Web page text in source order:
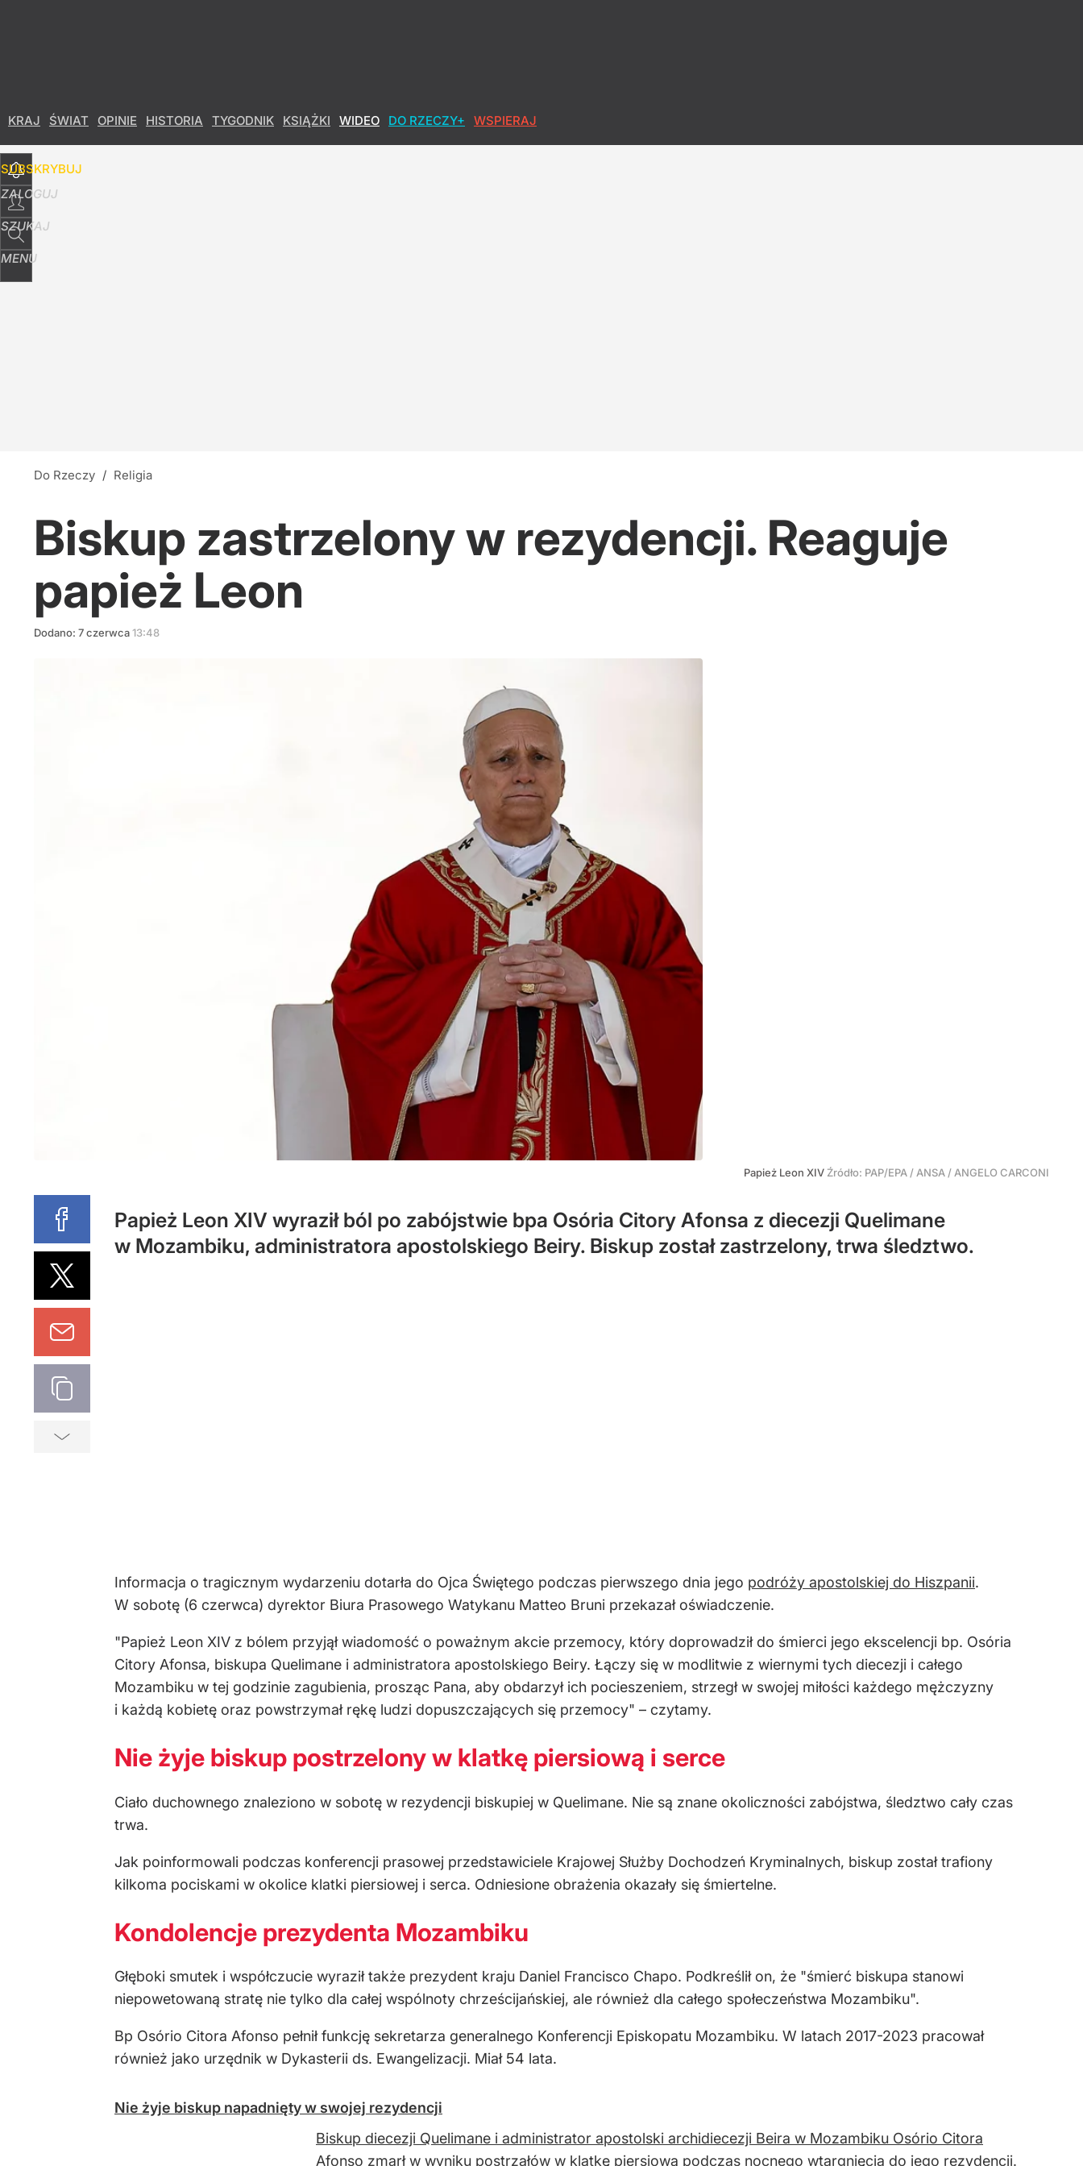
KRAJ ŚWIAT OPINIE HISTORIA TYGODNIK KSIĄŻKI WIDEO DO RZECZY+ WSPIERAJ
SUBSKRYBUJ
ZALOGUJ
SZUKAJ
MENU
Do Rzeczy / Religia
Biskup zastrzelony w rezydencji. Reaguje
papież Leon
Dodano: 7czerwca13:48
Papież Leon XIV Źródło: PAP/EPA / ANSA / ANGELO CARCONI
Papież Leon XIV wyraził ból po zabójstwie bpa Osória Citory Afonsa z diecezji Quelimane
w Mozambiku, administratora apostolskiego Beiry. Biskup został zastrzelony, trwa śledztwo.
Informacja o tragicznym wydarzeniu dotarła do Ojca Świętego podczas pierwszego dnia jego podróży apostolskiej do Hiszpanii.
W sobotę (6 czerwca) dyrektor Biura Prasowego Watykanu Matteo Bruni przekazał oświadczenie.
"Papież Leon XIV z bólem przyjął wiadomość o poważnym akcie przemocy, który doprowadził do śmierci jego ekscelencji bp. Osória
Citory Afonsa, biskupa Quelimane i administratora apostolskiego Beiry. Łączy się w modlitwie z wiernymi tych diecezji i całego
Mozambiku w tej godzinie zagubienia, prosząc Pana, aby obdarzył ich pocieszeniem, strzegł w swojej miłości każdego mężczyzny
i każdą kobietę oraz powstrzymał rękę ludzi dopuszczających się przemocy" – czytamy.
Nie żyje biskup postrzelony w klatkę piersiową i serce
Ciało duchownego znaleziono w sobotę w rezydencji biskupiej w Quelimane. Nie są znane okoliczności zabójstwa, śledztwo cały czas
trwa.
Jak poinformowali podczas konferencji prasowej przedstawiciele Krajowej Służby Dochodzeń Kryminalnych, biskup został trafiony
kilkoma pociskami w okolice klatki piersiowej i serca. Odniesione obrażenia okazały się śmiertelne.
Kondolencje prezydenta Mozambiku
Głęboki smutek i współczucie wyraził także prezydent kraju Daniel Francisco Chapo. Podkreślił on, że "śmierć biskupa stanowi
niepowetowaną stratę nie tylko dla całej wspólnoty chrześcijańskiej, ale również dla całego społeczeństwa Mozambiku".
Bp Osório Citora Afonso pełnił funkcję sekretarza generalnego Konferencji Episkopatu Mozambiku. W latach 2017-2023 pracował
również jako urzędnik w Dykasterii ds. Ewangelizacji. Miał 54 lata.
Nie żyje biskup napadnięty w swojej rezydencji
Biskup diecezji Quelimane i administrator apostolski archidiecezji Beira w Mozambiku Osório Citora
Afonso zmarł w wyniku postrzałów w klatkę piersiową podczas nocnego wtargnięcia do jego rezydencji.